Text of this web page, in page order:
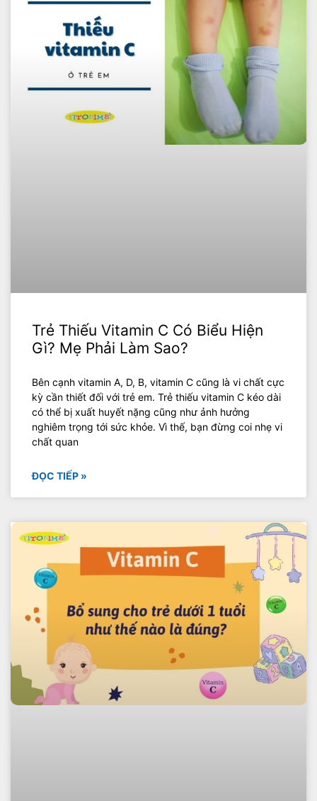
Trẻ Thiếu Vitamin C Có Biểu Hiện
Gì? Mẹ Phải Làm Sao?
Bên cạnh vitamin A, D, B, vitamin C cũng là vi chất cực
kỳ cần thiết đối với trẻ em. Trẻ thiếu vitamin C kéo dài
có thể bị xuất huyết nặng cũng như ảnh hưởng
nghiêm trọng tới sức khỏe. Vì thế, bạn đừng coi nhẹ vi
chất quan
ĐỌC TIẾP »